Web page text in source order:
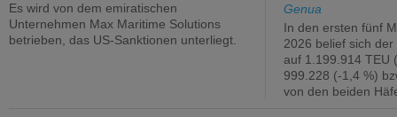
Es wird von dem emiratischen
Unternehmen Max Maritime Solutions
betrieben, das US-Sanktionen unterliegt.
Genua
In den ersten fünf
2026 belief sich
auf 1.199.914 TEU
999.228 (-1,4 %)
von den beiden